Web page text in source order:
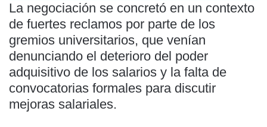
La negociación se concretó en un contexto
de fuertes reclamos por parte de los
gremios universitarios, que venían
denunciando el deterioro del poder
adquisitivo de los salarios y la falta de
convocatorias formales para discutir
mejoras salariales.